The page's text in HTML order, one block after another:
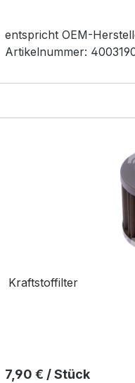
entspricht OEM-
Artikelnummer:
Kraftstoffilter
Regulärer Preis:
7,90 € / Stück